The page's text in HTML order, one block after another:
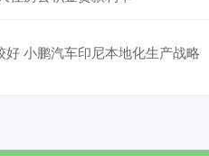
小鹏汽车印尼本地化生产战略